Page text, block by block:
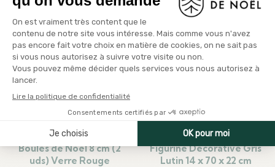
Boules de Noël 8 cm (2
uds) Verre Rouge
Figurine Décorative Gris
Lutin 14 x 70 x 22 cm